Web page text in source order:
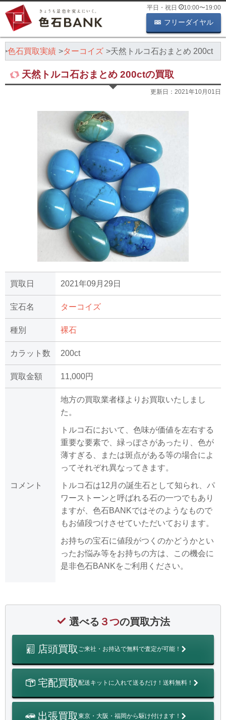
平日・祝日 10:00〜19:00
フリーダイヤル
色石買取実績 ターコイズ 天然トルコ石おまとめ 200ct
天然トルコ石おまとめ 200ctの買取
更新日： 2021年10月01日
買取日 2021年09月29日
宝石名 ターコイズ
種別 裸石
カラット数 200ct
買取金額 11,000円
コメント
地方の買取業者様よりお買取いたしまし
た。
トルコ石において、色味が価値を左右する
重要な要素で、緑っぽさがあったり、色が
薄すぎる、または斑点がある等の場合によ
ってそれぞれ異なってきます。
トルコ石は12月の誕生石として知られ、パ
ワーストーンと呼ばれる石の一つでもあり
ますが、色石BANKではそのようなもので
もお値段つけさせていただいております。
お持ちの宝石に値段がつくのかどうかとい
ったお悩み等をお持ちの方は、この機会に
是非色石BANKをご利用ください。
選べる ３つの買取方法
店頭買取 ご来社・お持込で無料で査定が可能！
宅配買取配送キットに入れて送るだけ！送料無料！
出張買取東京・大阪・福岡から駆け付けます！